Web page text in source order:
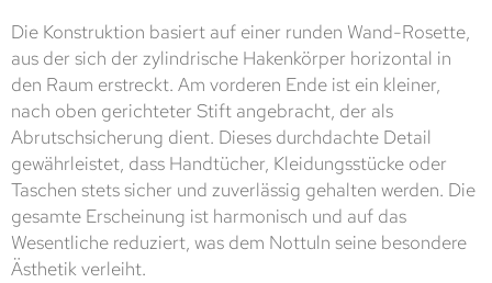
Die Konstruktion basiert auf einer runden Wand-Rosette,
aus der sich der zylindrische Hakenkörper horizontal in
den Raum erstreckt. Am vorderen Ende ist ein kleiner,
nach oben gerichteter Stift angebracht, der als
Abrutschsicherung dient. Dieses durchdachte Detail
gewährleistet, dass Handtücher, Kleidungsstücke oder
Taschen stets sicher und zuverlässig gehalten werden. Die
gesamte Erscheinung ist harmonisch und auf das
Wesentliche reduziert, was dem Nottuln seine besondere
Ästhetik verleiht.